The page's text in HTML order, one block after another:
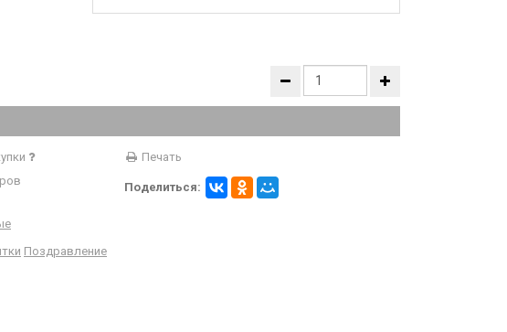
Печать
Поделиться:
Поздравление